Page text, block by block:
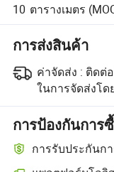
10 ตารางเมตร
การส่งสินค้า
ค่าจัดส่ง : ติดต่
ในการจัดส่งโ
การป้องกันการ
การรับประกันก